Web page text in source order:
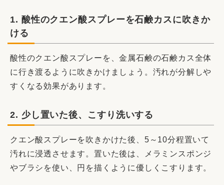
1. 酸性のクエン酸スプレーを石鹸カスに吹きか
ける
酸性のクエン酸スプレーを、金属石鹸の石鹸カス全体
に行き渡るように吹きかけましょう。汚れが分解しや
すくなる効果があります。
2. 少し置いた後、こすり洗いする
クエン酸スプレーを吹きかけた後、5～10分程置いて
汚れに浸透させます。置いた後は、メラミンスポンジ
やブラシを使い、円を描くように優しくこすります。